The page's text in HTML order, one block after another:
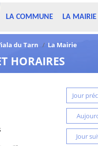
LA COMMUNE LA MAIRIE
du Tarn / La Mairie
HORAIRES
Jour
Jour